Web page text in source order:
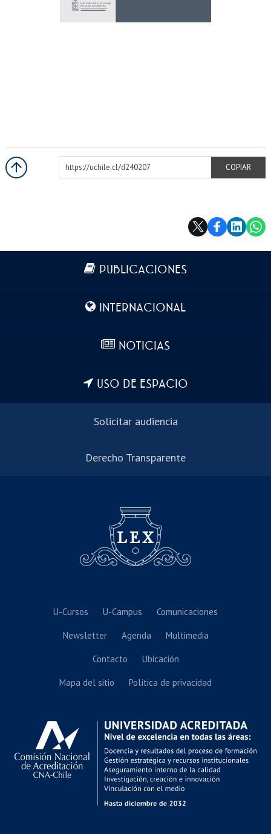
https://uchile.cl/d240207
COPIAR
Más información
PUBLICACIONES
INTERNACIONAL
NOTICIAS
USO DE ESPACIO
Solicitar audiencia
Derecho Transparente
U-Cursos U-Campus Comunicaciones
Newsletter Agenda Multimedia
Contacto Ubicación
Mapa del sitio Política de privacidad